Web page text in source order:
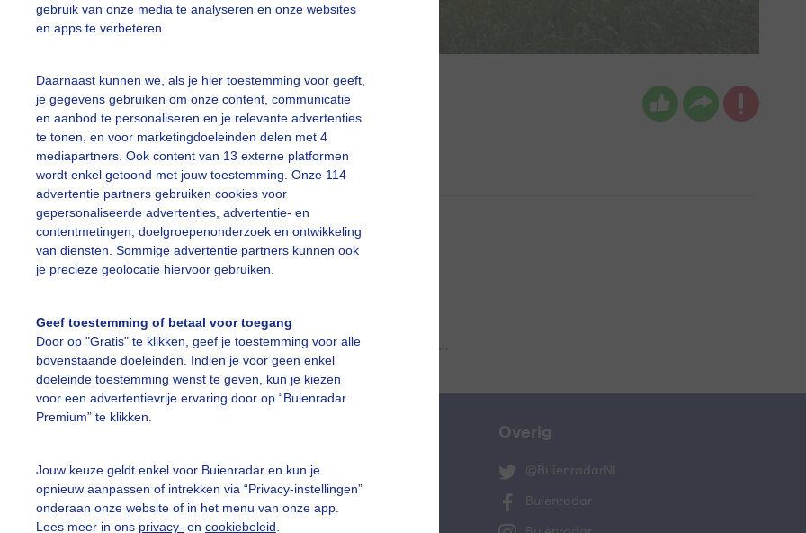
gebruik van onze media te analyseren en onze websites
en apps te verbeteren.
Daarnaast kunnen we, als je hier toestemming voor geeft,
je gegevens gebruiken om onze content, communicatie
en aanbod te personaliseren en je relevante advertenties
te tonen, en voor marketingdoeleinden delen met 4
mediapartners. Ook content van 13 externe platformen
wordt enkel getoond met jouw toestemming. Onze 114
advertentie partners gebruiken cookies voor
gepersonaliseerde advertenties, advertentie- en
contentmetingen, doelgroepenonderzoek en ontwikkeling
van diensten. Sommige advertentie partners kunnen ook
je precieze geolocatie hiervoor gebruiken.
Geef toestemming of betaal voor toegang
Door op "Gratis" te klikken, geef je toestemming voor alle
bovenstaande doeleinden. Indien je voor geen enkel
doeleinde toestemming wenst te geven, kun je kiezen
voor een advertentievrije ervaring door op “Buienradar
Premium” te klikken.
Jouw keuze geldt enkel voor Buienradar en kun je
opnieuw aanpassen of intrekken via “Privacy-instellingen”
onderaan onze website of in het menu van onze app.
Lees meer in ons privacy- en cookiebeleid
bewolkt
Gert de Bruijn Gemaakt: 22-06-2025, 41x bekeken
slideshow
Een moment geduld aub...
vragen
De Bilt
Overig
@BuienradarNL
Buienradar